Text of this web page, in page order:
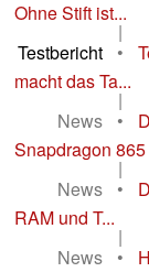
Ohne Stift ist...
|
Testbericht
•
macht das Ta...
|
News
•
Snapdragon 865
|
News
•
RAM und T...
|
News
•